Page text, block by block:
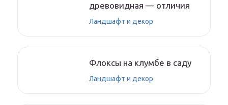
древовидная — отличия
Ландшафт и декор
Флоксы на клумбе в саду
Ландшафт и декор